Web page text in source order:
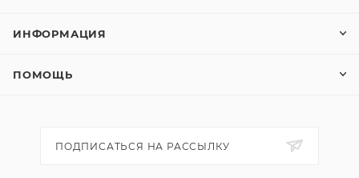
ИНФОРМАЦИЯ
ПОМОЩЬ
ПОДПИСАТЬСЯ НА РАССЫЛКУ